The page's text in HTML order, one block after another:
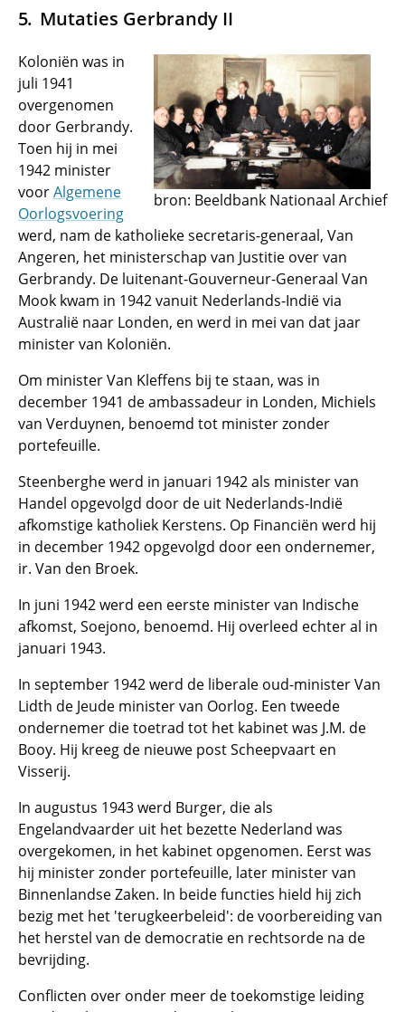
Mutaties Gerbrandy II
bron: Beeldbank Nationaal Archief
Koloniën was in
juli 1941
overgenomen
door Gerbrandy.
Toen hij in mei
1942 minister
voorAlgemene
Oorlogsvoering
werd, nam de katholieke secretaris-generaal, Van
Angeren, het ministerschap van Justitie over van
Gerbrandy. De luitenant-Gouverneur-Generaal Van
Mook kwam in 1942 vanuit Nederlands-Indië via
Australië naar Londen, en werd in mei van dat jaar
minister van Koloniën.
Om minister Van Kleffens bij te staan, was in
december 1941 de ambassadeur in Londen, Michiels
van Verduynen, benoemd tot minister zonder
portefeuille.
Steenberghe werd in januari 1942 als minister van
Handel opgevolgd door de uit Nederlands-Indië
afkomstige katholiek Kerstens. Op Financiën werd hij
in december 1942 opgevolgd door een ondernemer,
ir. Van den Broek.
In juni 1942 werd een eerste minister van Indische
afkomst, Soejono, benoemd. Hij overleed echter al in
januari 1943.
In september 1942 werd de liberale oud-minister Van
Lidth de Jeude minister van Oorlog. Een tweede
ondernemer die toetrad tot het kabinet was J.M. de
Booy. Hij kreeg de nieuwe post Scheepvaart en
Visserij.
In augustus 1943 werd Burger, die als
Engelandvaarder uit het bezette Nederland was
overgekomen, in het kabinet opgenomen. Eerst was
hij minister zonder portefeuille, later minister van
Binnenlandse Zaken. In beide functies hield hij zich
bezig met het 'terugkeerbeleid': de voorbereiding van
het herstel van de democratie en rechtsorde na de
bevrijding.
Conflicten over onder meer de toekomstige leiding